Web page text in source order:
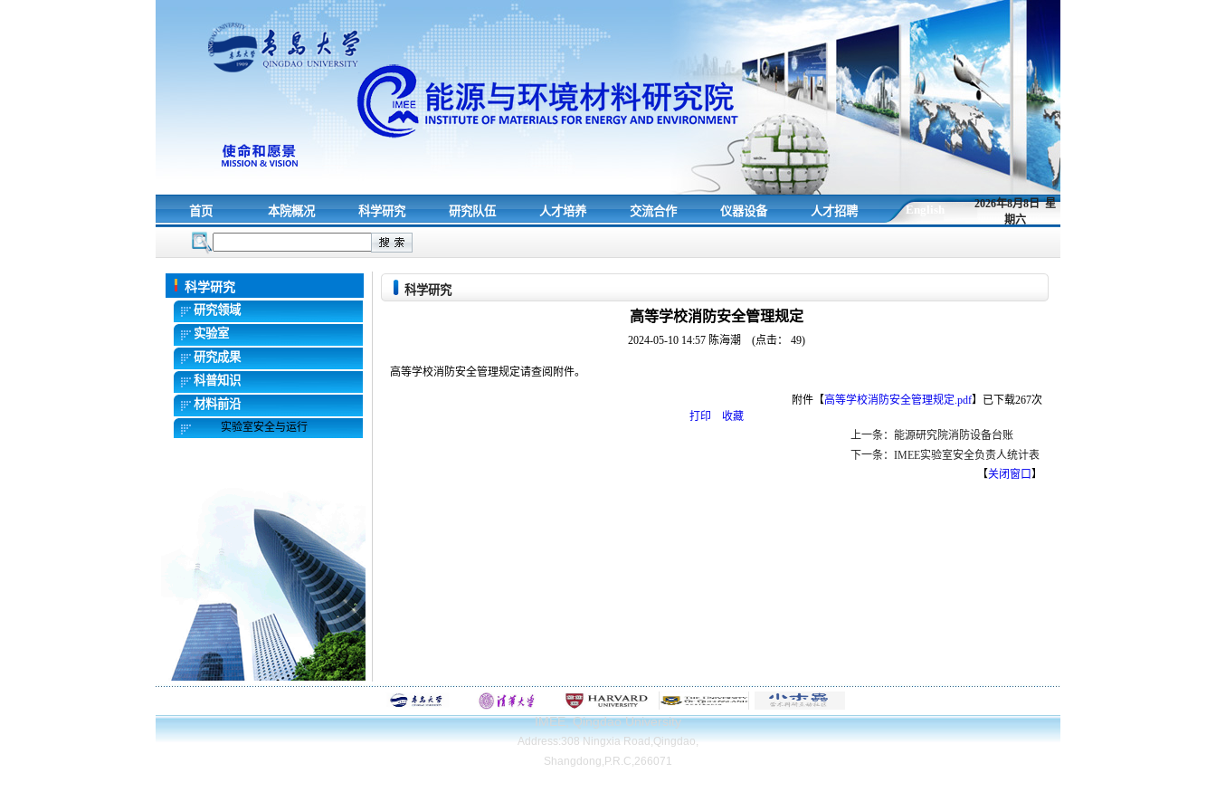
首页 本院概况 科学研究 研究队伍 人才培养 交流合作 仪器设备 人才招聘 English
2026年8月8日 星
期六
科学研究
研究领域
实验室
研究成果
科普知识
材料前沿
实验室安全与运行
科学研究
高等学校消防安全管理规定
2024-05-10 14:57 陈海潮 (点击： 49)
高等学校消防安全管理规定请查阅附件。
附件【高等学校消防安全管理规定.pdf】 已下载267次
打印
收藏
上一条：能源研究院消防设备台账
下一条：IMEE实验室安全负责人统计表
【关闭窗口】
IMEE, Qingdao University
Address:308 Ningxia Road,Qingdao,
Shangdong,P.R.C,266071